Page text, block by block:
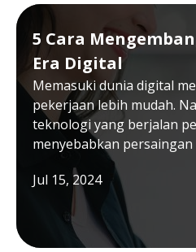
5 Cara
Era Digital
Memasuki dunia digital
pekerjaan lebih mudah.
teknologi yang berjalan
menyebabkan persaingan
Jul 15, 2024